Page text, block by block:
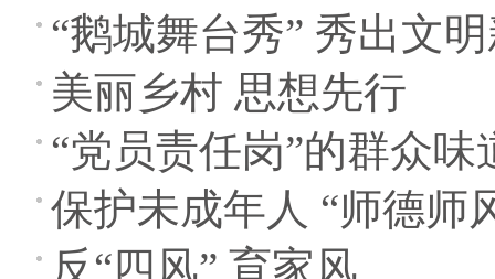
“鹅城舞台秀” 秀出文
美丽乡村 思想先行
“党员责任岗”的群众味
保护未成年人 “师德师
反“四风” 育家风